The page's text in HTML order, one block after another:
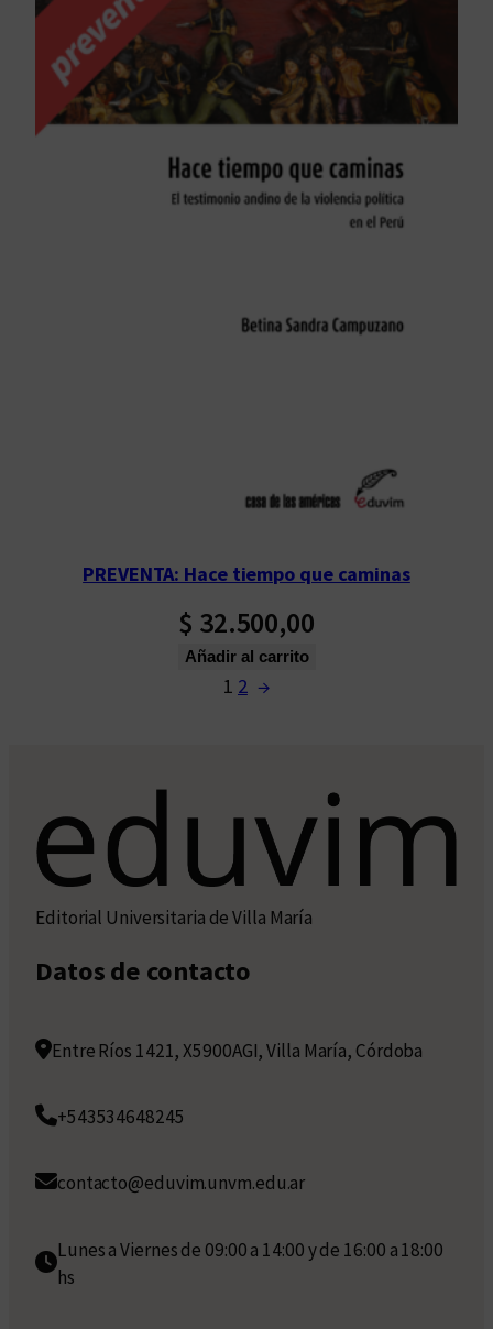
PREVENTA: Hace tiempo que caminas
$ 32.500,00
Añadir al carrito
1 2 →
Editorial Universitaria de Villa María
Datos de contacto
Entre Ríos 1421, X5900AGI, Villa María, Córdoba
+543534648245
contacto@eduvim.unvm.edu.ar
Lunes a Viernes de 09:00 a 14:00 y de 16:00 a 18:00
hs